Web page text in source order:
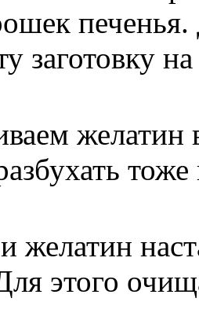
заготовку
желатин
этого